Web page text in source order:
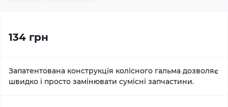
134 грн
Запатентована конструкція колісного гальма дозволяє
швидко і просто замінювати сумісні запчастини.